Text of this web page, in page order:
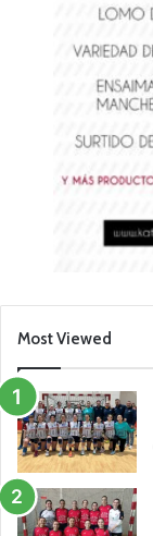
Most Viewed